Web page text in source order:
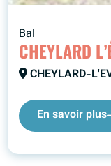
Bal
CHEYLARD
CHEYLARD-
En savoir plus